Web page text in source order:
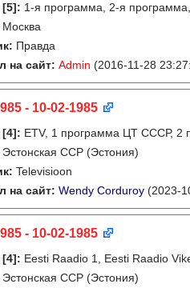
[5]: 1-я программа, 2-я
Москва
Правда
на сайт: Admin (2016-11-28
- 10-02-1985
[4]: ETV, 1 программа ЦТ СССР, 2
Эстонская ССР (Эстония)
Televisioon
на сайт: Wendy Corduroy (2023-
- 10-02-1985
[4]: Eesti Raadio 1, Eesti Raadio
Эстонская ССР (Эстония)